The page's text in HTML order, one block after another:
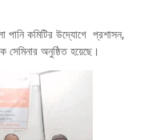
পানি কমিটির উদ্যোগে প্রশাসন,
সেমিনার অনুষ্ঠিত হয়েছে।